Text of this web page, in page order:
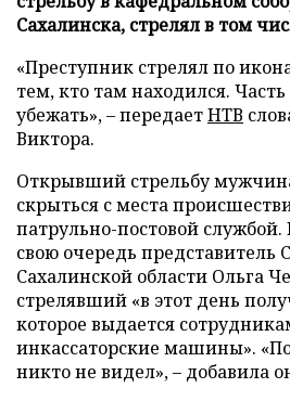
Сахалинска, стрелял в том
«Преступник стрелял по
тем, кто там находился.
убежать», – передаетНТВ
Виктора.
Открывший стрельбу
скрыться с места
патрульно-постовой
свою очередь представитель
Сахалинской области Ольга
стрелявший «в этот день
которое выдается
инкассаторские машины».
никто не видел», – добавила